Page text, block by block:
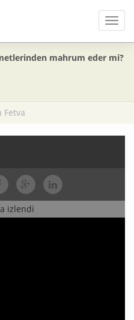
Menü
mahrum eder mi?
Fetva
izlendi